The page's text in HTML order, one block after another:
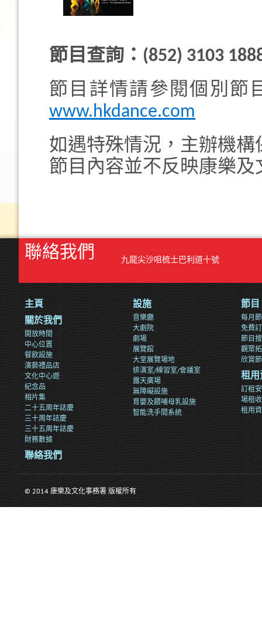
節目查詢：(852) 3103
節目詳情請參閱個別節
www.hkdance.com
如遇特殊情況，主辦機
節目內容並不反映康樂
聯絡我們 九龍尖沙咀梳士巴利道十號
主頁
關於我們
開放時間
中心位置
餐飲設施
演藝禮品店
文化中心遊
紀念品
相片集
二十五周年誌慶
三十周年誌慶
三十五周年誌慶
財務數據
聯絡我們
設施
音樂廳
大劇院
劇場
展覽館
大堂展覽場地
排演室/練習室/會議室
露天廣場
無障礙設施
育嬰及餵哺母乳設施
智能洗手間系統
節目
每月
免費
節目
觀眾
欣賞
租用
訂租
場租
租用
© 2014 康樂及文化事務署 版權所有